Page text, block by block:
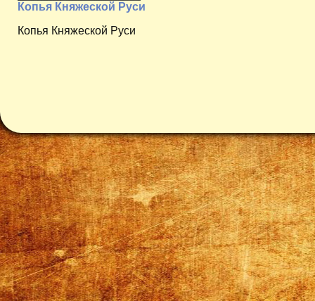
Копья Княжеской Руси
Копья Княжеской Руси